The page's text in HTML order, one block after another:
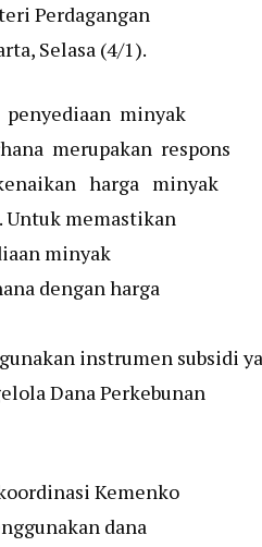
Perdagangan
Selasa (4/1).
minyak
merupakan respons
harga minyak
memastikan
minyak
dengan harga
instrumen subsidi
Dana Perkebunan
Kemenko
dana